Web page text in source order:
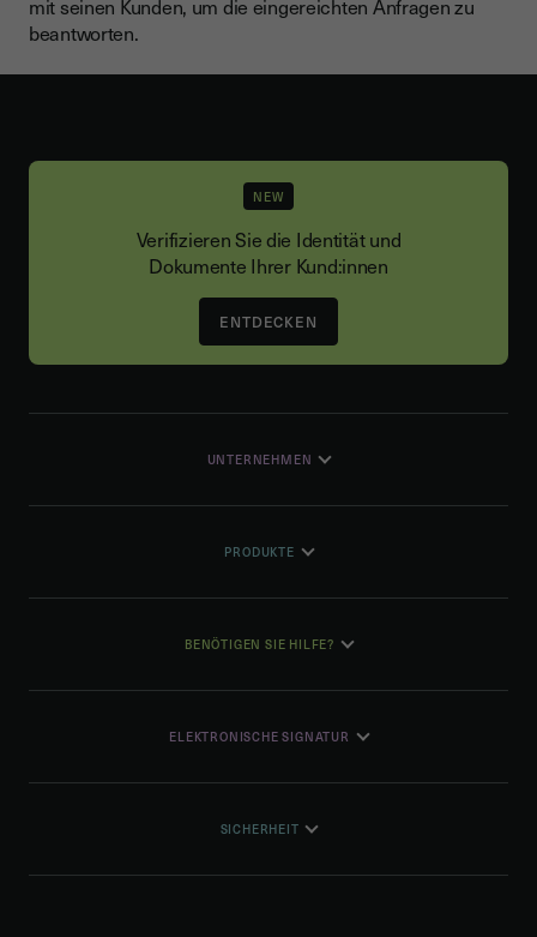
mit seinen Kunden, um die eingereichten Anfragen zu
beantworten.
NEW
Verifizieren Sie die Identität und
Dokumente Ihrer Kund:innen
ENTDECKEN
UNTERNEHMEN
PRODUKTE
BENÖTIGEN SIE HILFE?
ELEKTRONISCHE SIGNATUR
SICHERHEIT